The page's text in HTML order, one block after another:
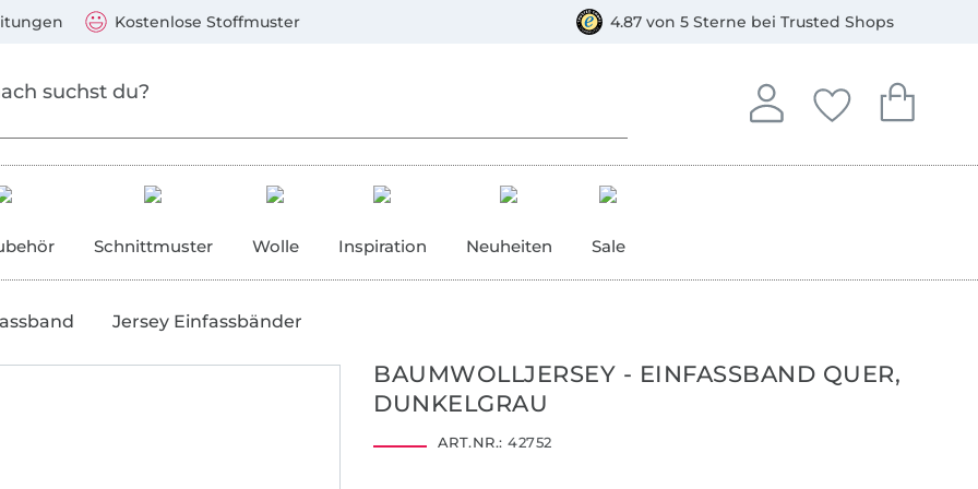
Kostenlose Stoffmuster 4.87 von 5 Sterne bei Trusted Shops
Anmelden
In deinem Konto
Deine
Du hast keine
Dein
Du hast
Schnittmuster Wolle Inspiration Neuheiten Sale
Jersey Einfassbänder
BAUMWOLLJERSEY - EINFASSBAND QUER,
DUNKELGRAU
ART.NR.: 42752
Mastercard, PayPal, Giropay, Kauf auf Rechnung, Vorkasse